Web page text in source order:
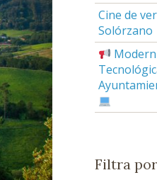
Cine de
Solórzano
Filtra